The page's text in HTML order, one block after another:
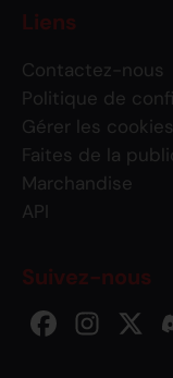
Liens
Contactez-nous
Politique de
Gérer les cookies
Faites de la
Marchandise
API
Suivez-nous